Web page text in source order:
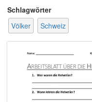
Schlagwörter
Völker
Schweiz